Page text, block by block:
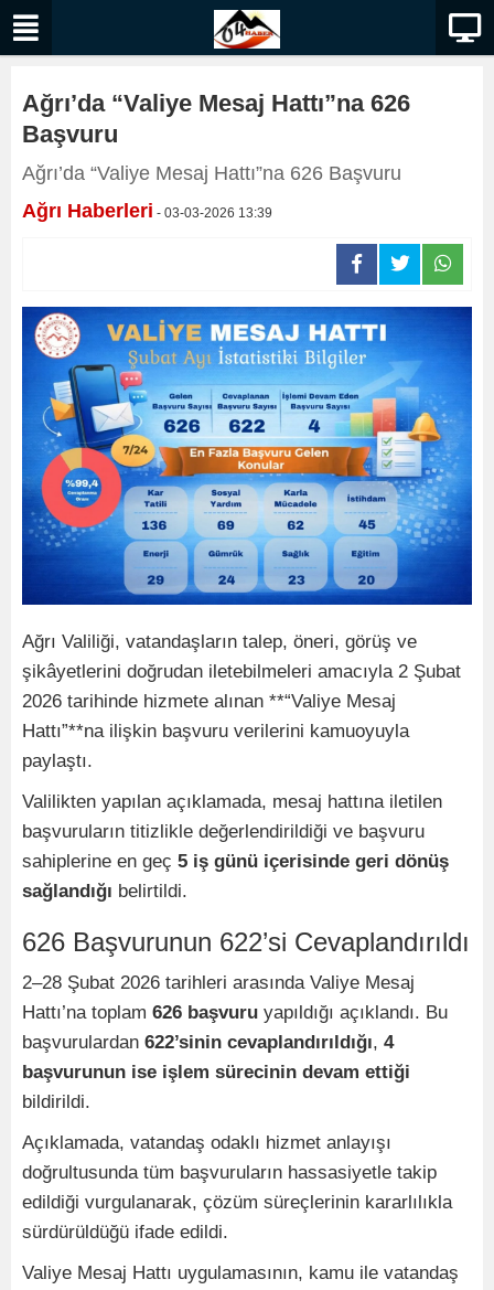
Ağrı’da “Valiye Mesaj Hattı”na 626
Başvuru
Ağrı’da “Valiye Mesaj Hattı”na 626 Başvuru
Ağrı Haberleri - 03-03-2026 13:39
Ağrı Valiliği, vatandaşların talep, öneri, görüş ve
şikâyetlerini doğrudan iletebilmeleri amacıyla 2 Şubat
2026 tarihinde hizmete alınan **“Valiye Mesaj
Hattı”**na ilişkin başvuru verilerini kamuoyuyla
paylaştı.
Valilikten yapılan açıklamada, mesaj hattına iletilen
başvuruların titizlikle değerlendirildiği ve başvuru
sahiplerine en geç 5 iş günü içerisinde geri dönüş
sağlandığı belirtildi.
626 Başvurunun 622’si Cevaplandırıldı
2–28 Şubat 2026 tarihleri arasında Valiye Mesaj
Hattı’na toplam 626 başvuru yapıldığı açıklandı. Bu
başvurulardan 622’sinin cevaplandırıldığı, 4
başvurunun ise işlem sürecinin devam ettiği
bildirildi.
Açıklamada, vatandaş odaklı hizmet anlayışı
doğrultusunda tüm başvuruların hassasiyetle takip
edildiği vurgulanarak, çözüm süreçlerinin kararlılıkla
sürdürüldüğü ifade edildi.
Valiye Mesaj Hattı uygulamasının, kamu ile vatandaş